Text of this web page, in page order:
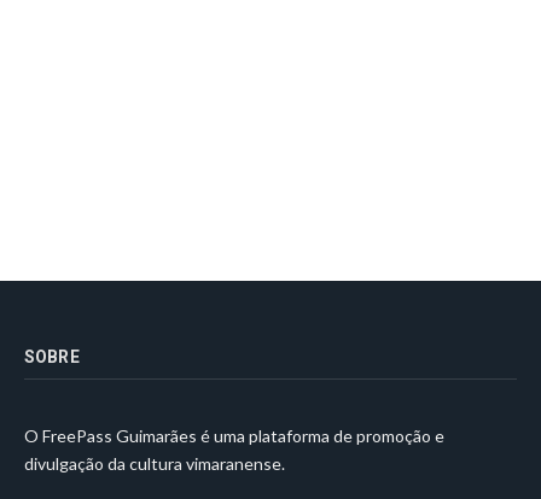
SOBRE
O FreePass Guimarães é uma plataforma de promoção e
divulgação da cultura vimaranense.